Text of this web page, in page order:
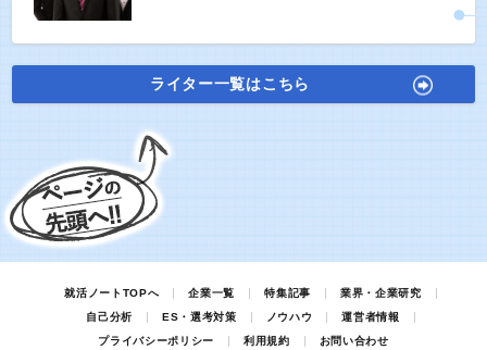
ライター一覧はこちら
就活ノートTOPへ 企業一覧 特集記事
業界・企業研究
自己分析
ES・選考対策 ノウハウ
運営者情報
プライバシーポリシー
利用規約 お問い合わせ